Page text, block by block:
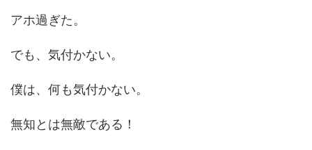
アホ過ぎた。
でも、気付かない。
僕は、何も気付かない。
無知とは無敵である！